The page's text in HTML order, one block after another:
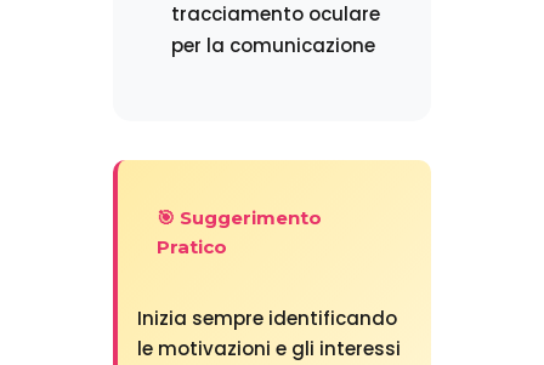
tracciamento oculare
per la comunicazione
🎯 Suggerimento
Pratico
Inizia sempre identificando
le motivazioni e gli interessi